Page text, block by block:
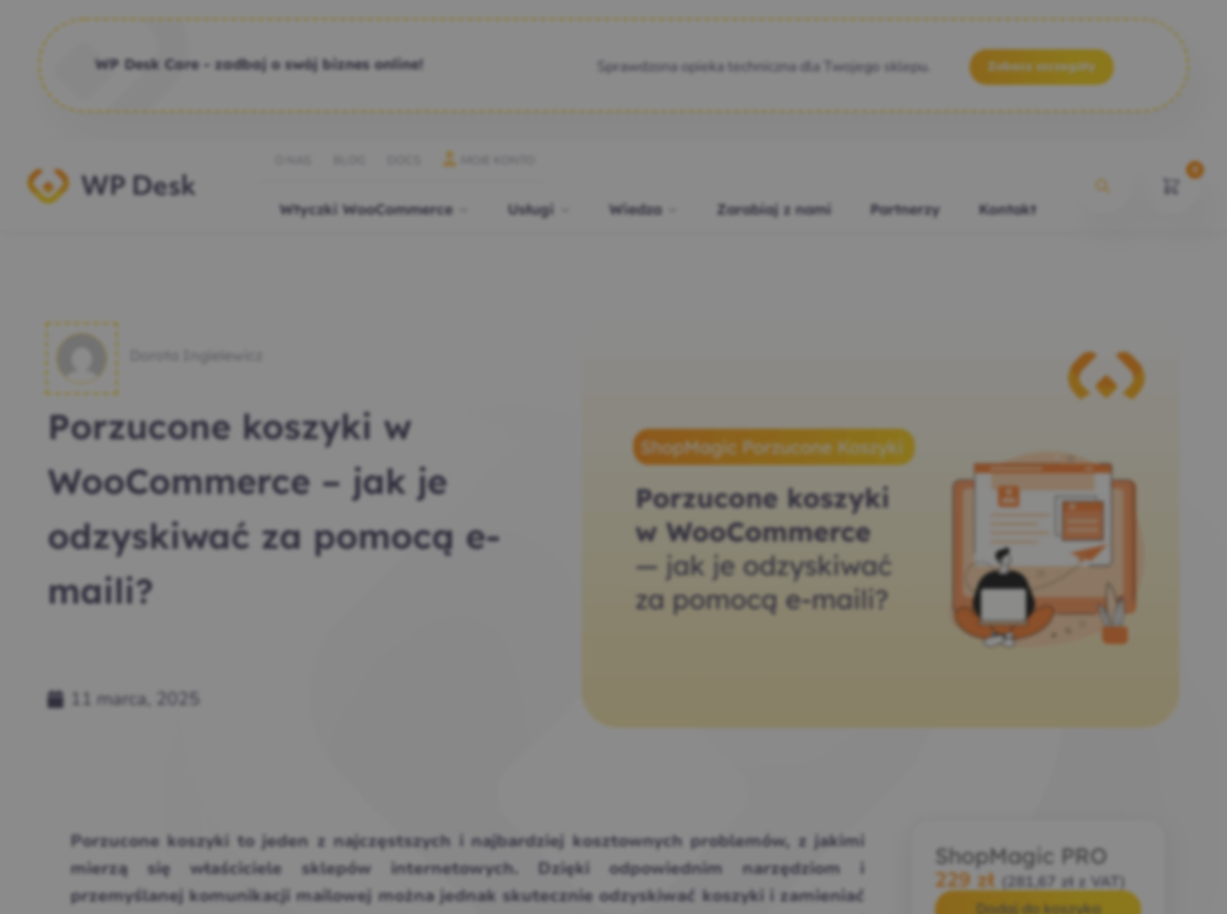
WP Desk Care - zadbaj o swój biznes online! Sprawdzona opieka techniczna dla Twojego sklepu. Zobacz szczegóły
Wtyczki WooCommerce Usługi Wiedza Zarabiaj z nami Partnerzy Kontakt
Porzucone koszyki w
WooCommerce – jak je
odzyskiwać za pomocą e-
maili?
11 marca, 2025
Porzucone koszyki to jeden z najczęstszych i najbardziej kosztownych problemów, z jakimi
mierzą się właściciele sklepów internetowych. Dzięki odpowiednim narzędziom i
przemyślanej komunikacji mailowej można jednak skutecznie odzyskiwać koszyki i zamieniać
ShopMagic PRO
229 zł 281,67 zł
z VAT)
Dodaj do koszyka